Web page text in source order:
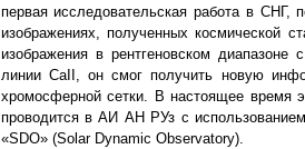
первая исследовательская работа в
изображениях, полученных космической
изображения в рентгеновском
линии CaII, он смог получить новую
хромосферной сетки. В настоящее время
проводится в АИ АН РУз с
«SDO» (Solar Dynamic Observatory).